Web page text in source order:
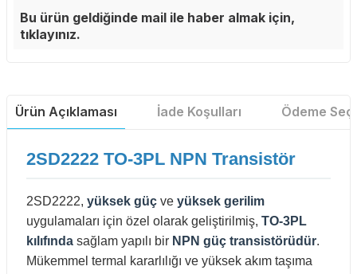
Bu ürün geldiğinde mail ile haber almak için,
tıklayınız.
Ürün Açıklaması İade Koşulları Ödeme
2SD2222 TO-3PL NPN Transistör
2SD2222, yüksek güç ve yüksek gerilim
uygulamaları için özel olarak geliştirilmiş, TO-3PL
kılıfında sağlam yapılı bir NPN güç transistörüdür.
Mükemmel termal kararlılığı ve yüksek akım taşıma